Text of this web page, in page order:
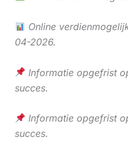
Online
04-2026.
Informatie opgefrist
succes.
Informatie opgefrist
succes.